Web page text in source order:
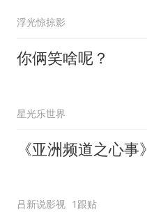
浮光惊掠影
你俩笑啥呢？
星光乐世界
《亚洲频道之心事》
吕新说影视 1跟贴